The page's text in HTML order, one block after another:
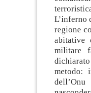
L’inferno
regione
abitative
militare
metodo: